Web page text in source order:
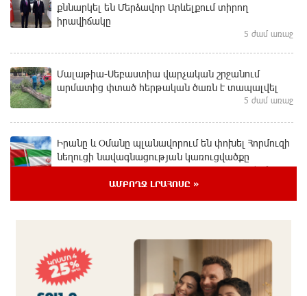
քննարկել են Մերձավոր Արևելքում տիրող
իրավիճակը
5 ժամ առաջ
Մալաթիա-Սեբաստիա վարչական շրջանում
արմատից փտած հերթական ծառն է տապալվել
5 ժամ առաջ
Իրանը և Օմանը պլանավորում են փոխել Հորմուզի
նեղուցի նավագնացության կառուցվածքը
5 ժամ առաջ
6 ժամ առաջ
Վթար Լոռու մարզում․ փրկարարները վարորդին
ԱՄԲՈՂՋ ԼՐԱՀՈՍԸ »